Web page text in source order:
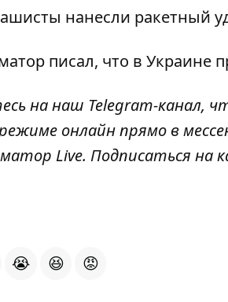
нанесли ракетный
писал, что в Украине
на наш Telegram-канал,
онлайн прямо в
Live. Подписаться на
😭 😆 😡